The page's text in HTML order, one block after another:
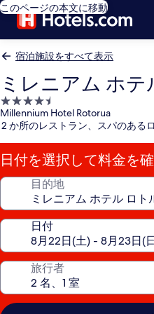
このページの本文に移動
宿泊施設をすべて表示
ミレニアム ホテ
4.5
つ
星
宿
泊
施
Millennium Hotel Rotorua
2 か所のレストラン、スパのある
日付を選択して料金を
目的地
日付
旅行者